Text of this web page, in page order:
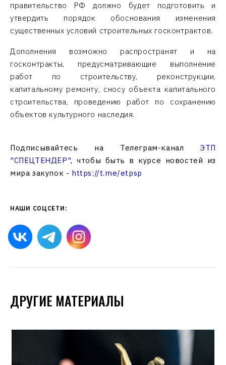
правительство РФ должно будет подготовить и
утвердить порядок обоснования изменения
существенных условий строительных госконтрактов.
Дополнения возможно распространят и на
госконтракты, предусматривающие выполнение
работ по строительству, реконструкции,
капитальному ремонту, сносу объекта капитального
строительства, проведению работ по сохранению
объектов культурного наследия.
Подписывайтесь на Телеграм-каналЭТП
"СПЕЦТЕНДЕР", чтобы быть в курсе новостей из
мира закупок - https://t.me/etpsp
НАШИ СОЦСЕТИ:
ДРУГИЕ МАТЕРИАЛЫ